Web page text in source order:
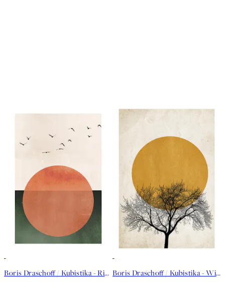
Boris Draschoff / Kubistika - Rising Plakat Boris Draschoff / Kubistika - Winter Morning Plakat